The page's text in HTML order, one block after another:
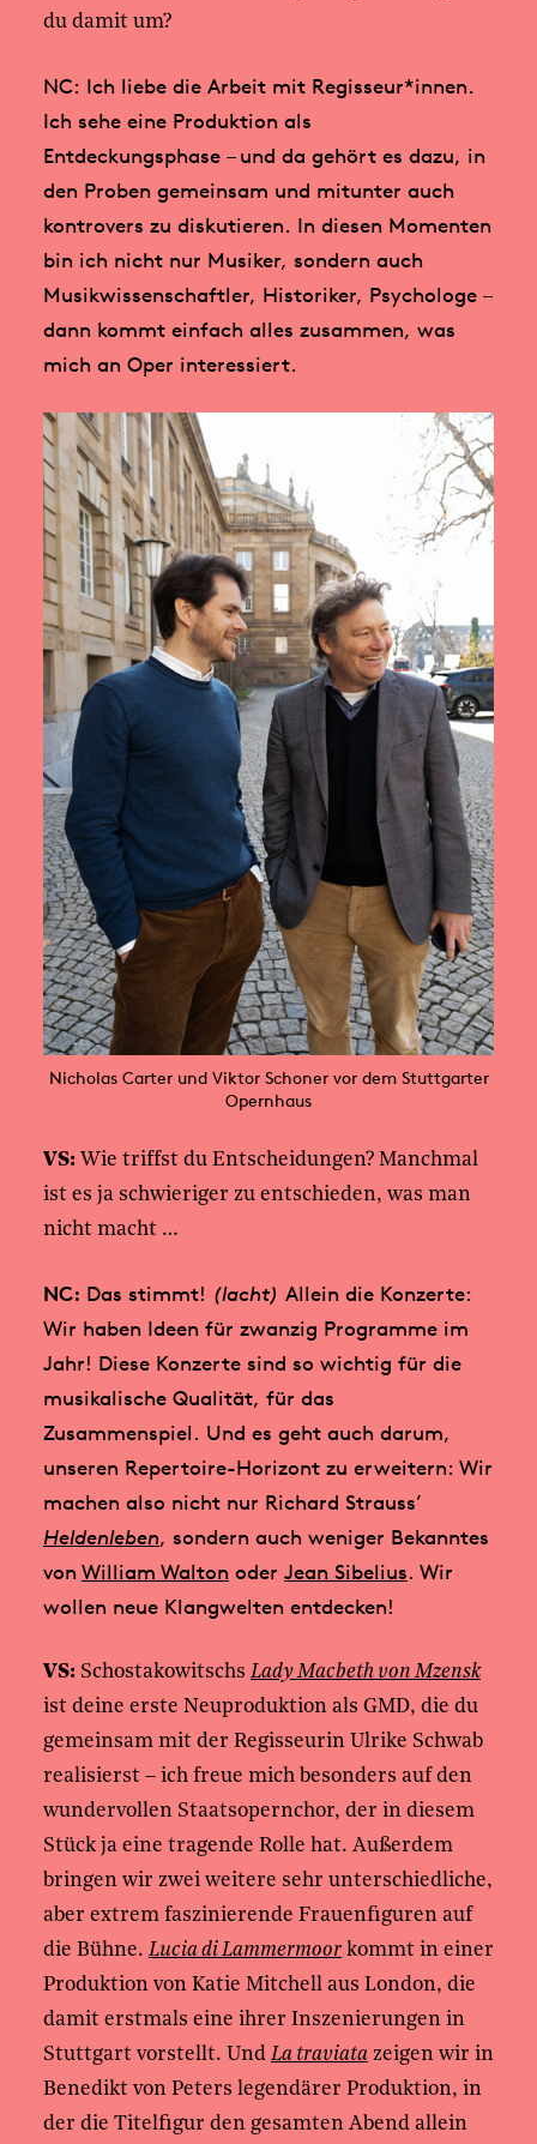
du damit um?
NC: Ich liebe die Arbeit mit Regisseur*innen.
Ich sehe eine Produktion als
Entdeckungsphase – und da gehört es dazu, in
den Proben gemeinsam und mitunter auch
kontrovers zu diskutieren. In diesen Momenten
bin ich nicht nur Musiker, sondern auch
Musikwissenschaftler, Historiker, Psychologe –
dann kommt einfach alles zusammen, was
mich an Oper interessiert.
Nicholas Carter und Viktor Schoner vor dem Stuttgarter
Opernhaus
VS: Wie triffst du Entscheidungen? Manchmal
ist es ja schwieriger zu entschieden, was man
nicht macht …
NC: Das stimmt! (lacht) Allein die Konzerte:
Wir haben Ideen für zwanzig Programme im
Jahr! Diese Konzerte sind so wichtig für die
musikalische Qualität, für das
Zusammenspiel. Und es geht auch darum,
unseren Repertoire-Horizont zu erweitern: Wir
machen also nicht nur Richard Strauss’
Heldenleben, sondern auch weniger Bekanntes
vonWilliam Walton oder Jean Sibelius. Wir
wollen neue Klangwelten entdecken!
VS: Schostakowitschs Lady Macbeth von Mzensk
ist deine erste Neuproduktion als GMD, die du
gemeinsam mit der Regisseurin Ulrike Schwab
realisierst – ich freue mich besonders auf den
wundervollen Staatsopernchor, der in diesem
Stück ja eine tragende Rolle hat. Außerdem
bringen wir zwei weitere sehr unterschiedliche,
aber extrem faszinierende Frauenfiguren auf
die Bühne. Lucia di Lammermoor kommt in einer
Produktion von Katie Mitchell aus London, die
damit erstmals eine ihrer Inszenierungen in
Stuttgart vorstellt. Und La traviata zeigen wir in
Benedikt von Peters legendärer Produktion, in
der die Titelfigur den gesamten Abend allein